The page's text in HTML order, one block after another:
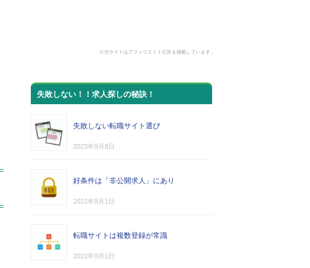
※当サイトはアフィリエイト広告を掲載しています。
失敗しない！！求人探しの秘訣！
失敗しない転職サイト選び
2023年9月8日
好条件は「非公開求人」にあり
2022年9月1日
転職サイトは複数登録が常識
2022年9月1日